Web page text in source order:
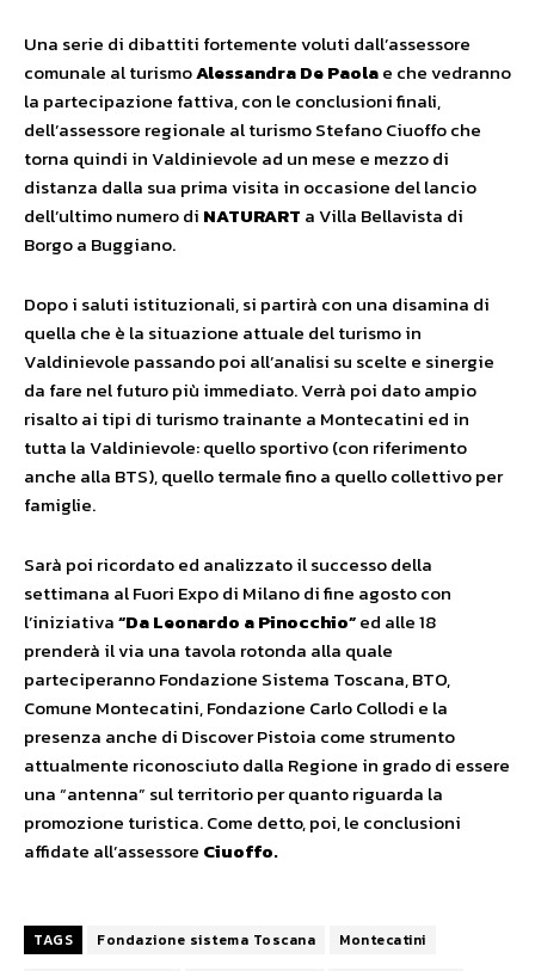
Una serie di dibattiti fortemente voluti dall’assessore
comunale al turismoAlessandra De Paolae che vedranno
la partecipazione fattiva, con le conclusioni finali,
dell’assessore regionale al turismo Stefano Ciuoffo che
torna quindi in Valdinievole ad un mese e mezzo di
distanza dalla sua prima visita in occasione del lancio
dell’ultimo numero di NATURART a Villa Bellavista di
Borgo a Buggiano.
Dopo i saluti istituzionali, si partirà con una disamina di
quella che è la situazione attuale del turismo in
Valdinievole passando poi all’analisi su scelte e sinergie
da fare nel futuro più immediato. Verrà poi dato ampio
risalto ai tipi di turismo trainante a Montecatini ed in
tutta la Valdinievole: quello sportivo (con riferimento
anche alla BTS), quello termale fino a quello collettivo per
famiglie.
Sarà poi ricordato ed analizzato il successo della
settimana al Fuori Expo di Milano di fine agosto con
l’iniziativa“Da Leonardo a Pinocchio”ed alle 18
prenderà il via una tavola rotonda alla quale
parteciperanno Fondazione Sistema Toscana, BTO,
Comune Montecatini, Fondazione Carlo Collodi e la
presenza anche di Discover Pistoia come strumento
attualmente riconosciuto dalla Regione in grado di essere
una “antenna” sul territorio per quanto riguarda la
promozione turistica. Come detto, poi, le conclusioni
affidate all’assessore Ciuoffo.
TAGS Fondazione sistema Toscana
Montecatini